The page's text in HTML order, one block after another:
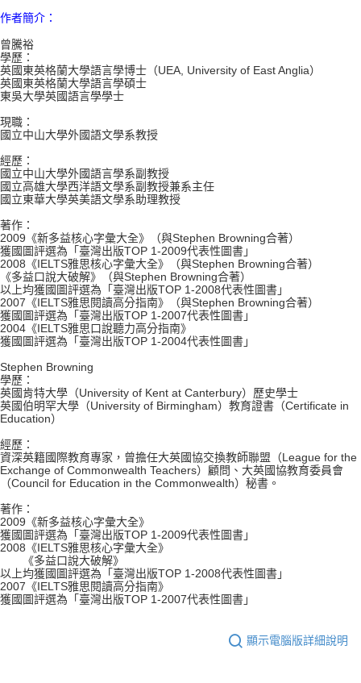
作者簡介：
曾騰裕
學歷：
英國東英格蘭大學語言學博士（UEA, University of East Anglia）
英國東英格蘭大學語言學碩士
東吳大學英國語言學學士
現職：
國立中山大學外國語文學系教授
經歷：
國立中山大學外國語言學系副教授
國立高雄大學西洋語文學系副教授兼系主任
國立東華大學英美語文學系助理教授
著作：
2009《新多益核心字彙大全》（與Stephen Browning合著）
獲國圖評選為「臺灣出版TOP 1-2009代表性圖書」
2008《IELTS雅思核心字彙大全》（與Stephen Browning合著）
《多益口說大破解》（與Stephen Browning合著）
以上均獲國圖評選為「臺灣出版TOP 1-2008代表性圖書」
2007《IELTS雅思閱讀高分指南》（與Stephen Browning合著）
獲國圖評選為「臺灣出版TOP 1-2007代表性圖書」
2004《IELTS雅思口說聽力高分指南》
獲國圖評選為「臺灣出版TOP 1-2004代表性圖書」
Stephen Browning
學歷：
英國肯特大學（University of Kent at Canterbury）歷史學士
英國伯明罕大學（University of Birmingham）教育證書（Certificate in
Education）
經歷：
資深英籍國際教育專家，曾擔任大英國協交換教師聯盟（League for the
Exchange of Commonwealth Teachers）顧問、大英國協教育委員會
（Council for Education in the Commonwealth）秘書。
著作：
2009《新多益核心字彙大全》
獲國圖評選為「臺灣出版TOP 1-2009代表性圖書」
2008《IELTS雅思核心字彙大全》
《多益口說大破解》
以上均獲國圖評選為「臺灣出版TOP 1-2008代表性圖書」
2007《IELTS雅思閱讀高分指南》
獲國圖評選為「臺灣出版TOP 1-2007代表性圖書」
顯示電腦版詳細說明